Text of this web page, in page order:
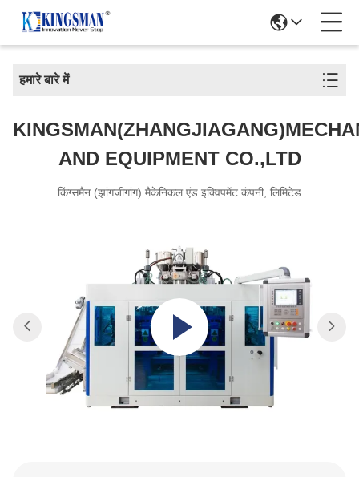
हमारे बारे में
AND EQUIPMENT CO.,LTD
किंग्समैन (झांगजीगांग) मैकेनिकल एंड इक्विपमेंट कंपनी, लिमिटेड